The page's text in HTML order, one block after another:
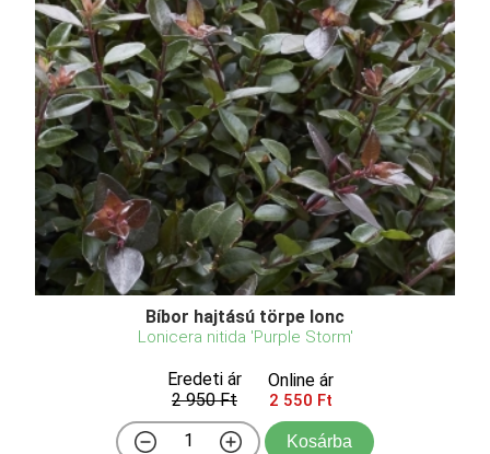
Bíbor hajtású törpe lonc
Lonicera nitida 'Purple Storm'
Eredeti ár
2 950 Ft
Online ár
2 550 Ft
Kosárba